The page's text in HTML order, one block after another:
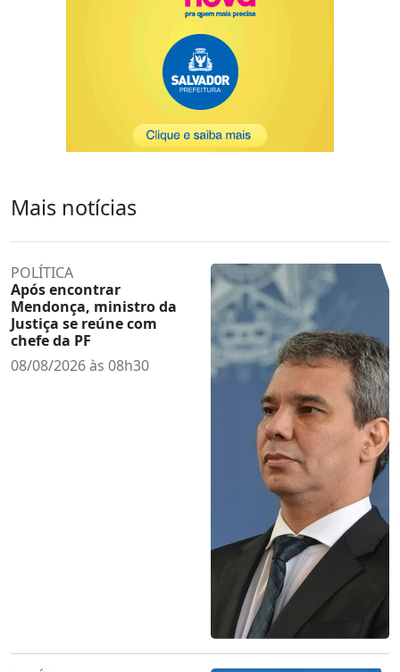
Mais notícias
POLÍTICA
Após encontrar
Mendonça, ministro da
Justiça se reúne com
chefe da PF
08/08/2026 às 08h30